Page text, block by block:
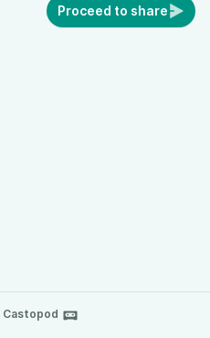
Proceed to share
Castopod